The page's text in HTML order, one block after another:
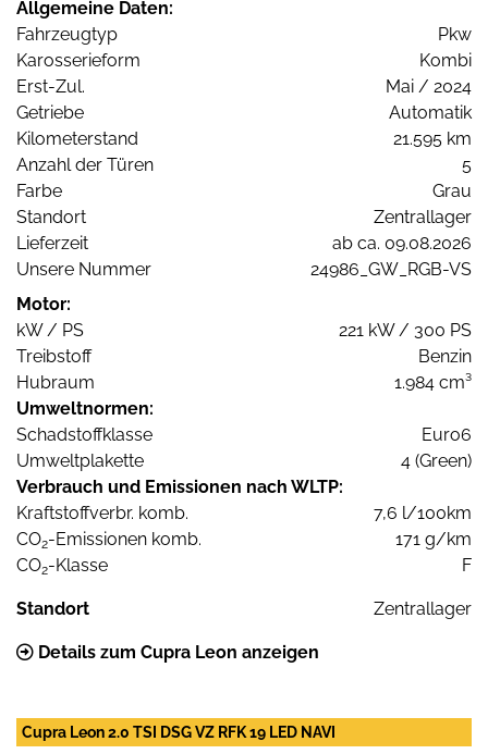
Allgemeine Daten:
Fahrzeugtyp
Pkw
Karosserieform
Kombi
Erst-Zul.
Mai / 2024
Getriebe
Automatik
Kilometerstand
21.595 km
Anzahl der Türen
5
Farbe
Grau
Standort
Zentrallager
Lieferzeit
ab ca. 09.08.2026
Unsere Nummer
24986_GW_RGB-VS
Motor:
kW / PS
221 kW / 300 PS
Treibstoff
Benzin
Hubraum
1.984 cm³
Umweltnormen:
Schadstoffklasse
Euro6
Umweltplakette
4 (Green)
Verbrauch und Emissionen nach WLTP:
Kraftstoffverbr. komb.
7,6 l/100km
CO2-Emissionen komb.
171 g/km
CO2-Klasse F
Standort Zentrallager
Details zum Cupra Leon anzeigen
Cupra Leon 2.0 TSI DSG VZ RFK 19 LED NAVI